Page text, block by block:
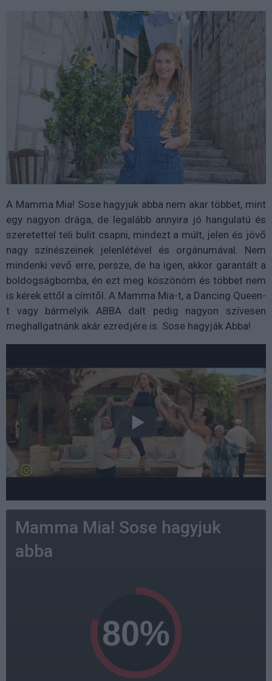
A Mamma Mia! Sose hagyjuk abba nem akar többet, mint
egy nagyon drága, de legalább annyira jó hangulatú és
szeretettel teli bulit csapni, mindezt a múlt, jelen és jövő
nagy színészeinek jelenlétével és orgánumával. Nem
mindenki vevő erre, persze, de ha igen, akkor garantált a
boldogságbomba, én ezt meg köszönöm és többet nem
is kérek ettől a címtől. A Mamma Mia-t, a Dancing Queen-
t vagy bármelyik ABBA dalt pedig nagyon szívesen
meghallgatnánk akár ezredjére is. Sose hagyják Abba!
Mamma Mia! Sose hagyjuk
abba